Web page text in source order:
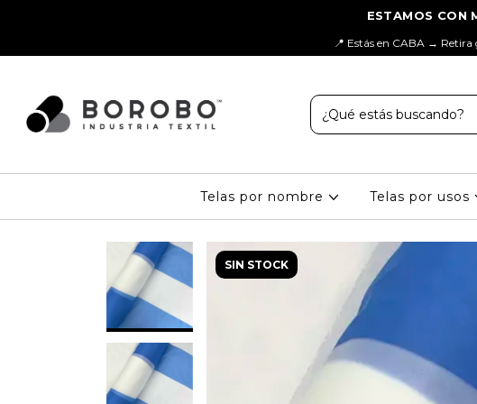
📍 Estás en CABA →
Telas por nombre Telas por usos
SIN STOCK